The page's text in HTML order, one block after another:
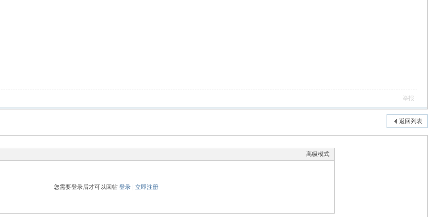
举报
返回列表
高级模式
您需要登录后才可以回帖登录 |立即注册